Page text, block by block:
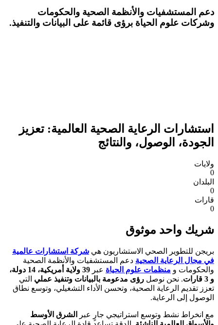
دعم المستشفيات والأنظمة الصحية والحكومات
وشركات علوم الحياة برؤى قائمة على البيانات والتنفيذ.
استشارات الرعاية الصحية العالمية: تعزيز
الجودة، الوصول، والنتائج
ولايات
0
البلدان
0
قارات
0
شريك واحد موثوق
بريجن للتطوير الصحي الاستشاريون هي شركة استشارات عالمية
في مجال الرعاية الصحية دعم المستشفيات والأنظمة الصحية
والحكومات و منظمات علوم الحياة عبر
39 ولاية أمريكية، 14 دولة،
و 3 قارات
. نحن نوصل رؤى مدعومة بالبيانات وتنفيذ عملي التي
تعزز تقديم الرعاية الصحية، وتحسن الأداء التشغيلي، وتوسع نطاق
الوصول إلى الرعاية.
مع انخراط نشط وتوسع استراتيجي جارٍ عبر
الشرق الأوسط